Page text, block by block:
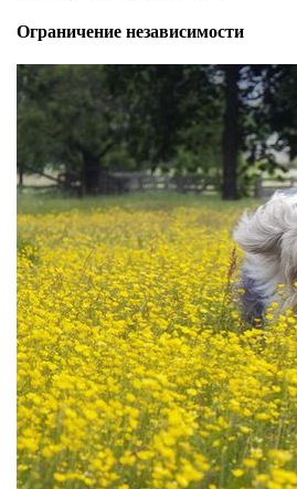
Ограничение независимости